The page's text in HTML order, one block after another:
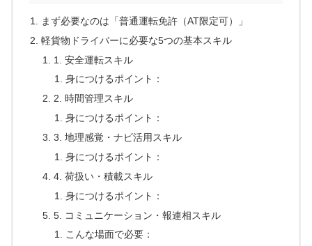
まず必要なのは「普通運転免許（AT限定可）」
軽貨物ドライバーに必要な5つの基本スキル
1. 安全運転スキル
身につけるポイント：
2. 時間管理スキル
身につけるポイント：
3. 地理感覚・ナビ活用スキル
身につけるポイント：
4. 荷扱い・積載スキル
身につけるポイント：
5. コミュニケーション・報連相スキル
こんな場面で必要：